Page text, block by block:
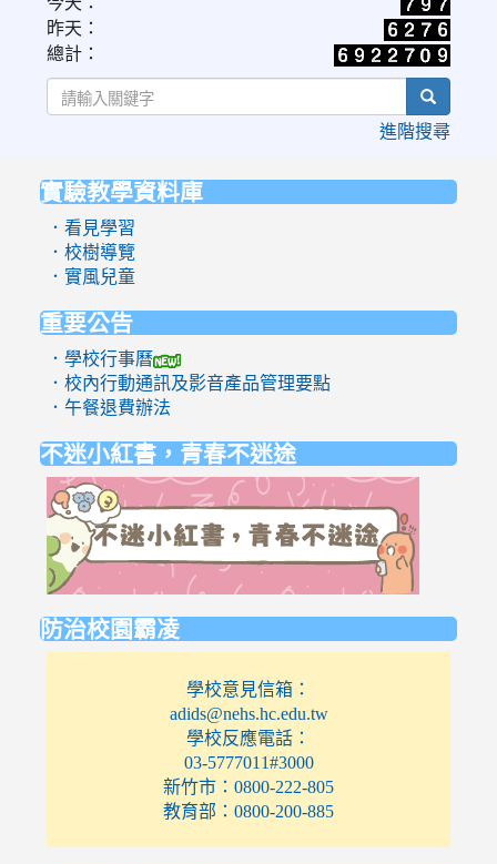
to
https://www.cwa.gov.tw/V8/C/W/OBS_UVI.html
昨天：
總計：
search
進階搜尋
實驗教學資料庫
．看見學習
．校樹導覽
．實風兒童
重要公告
．學校行事曆
．校內行動通訊及影音產品管理要點
．午餐退費辦法
不迷小紅書，青春不迷途
防治校園霸凌
學校意見信箱：
adids@nehs.hc.edu.tw
學校反應電話：
03-5777011#3000
新竹市：0800-222-805
教育部：0800-200-885